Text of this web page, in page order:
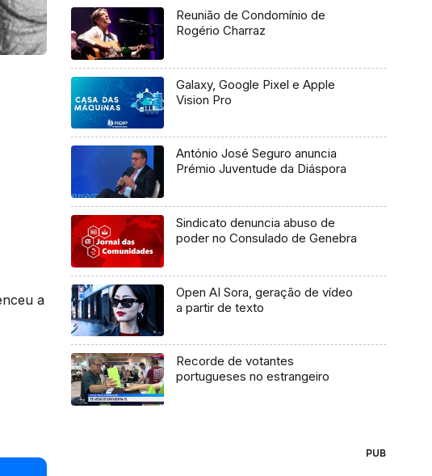
a
Reunião de Condomínio de
Rogério Charraz
Galaxy, Google Pixel e Apple
Vision Pro
António José Seguro anuncia
Prémio Juventude da Diáspora
Sindicato denuncia abuso de
poder no Consulado de Genebra
Open AI Sora, geração de vídeo
a partir de texto
Recorde de votantes
portugueses no estrangeiro
PUB